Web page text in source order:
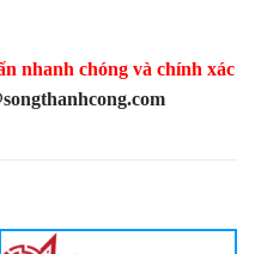
nhanh chóng và chính xác